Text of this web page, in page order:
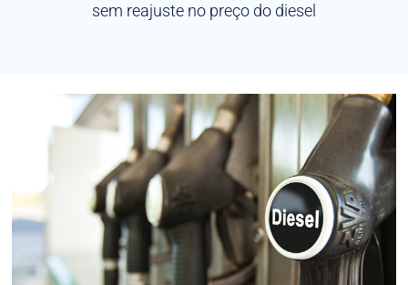
sem reajuste no preço do diesel